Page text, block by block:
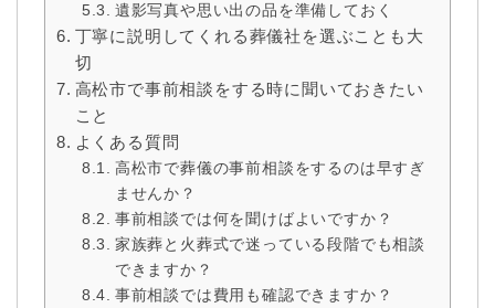
遺影写真や思い出の品を準備しておく
丁寧に説明してくれる葬儀社を選ぶことも大
切
高松市で事前相談をする時に聞いておきたい
こと
よくある質問
高松市で葬儀の事前相談をするのは早すぎ
ませんか？
事前相談では何を聞けばよいですか？
家族葬と火葬式で迷っている段階でも相談
できますか？
事前相談では費用も確認できますか？